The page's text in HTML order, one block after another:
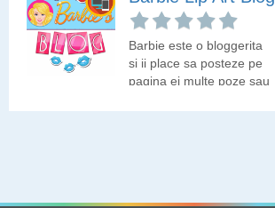
Barbie este o bloggerita
si ii place sa posteze pe
pagina ei multe poze sau